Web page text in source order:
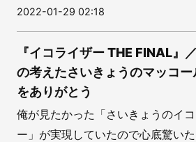
2022-01-29 02:18
『イコライザー THE FINAL』
の考えたさいきょうのマッコー
をありがとう
俺が見たかった「さいきょうのイ
ー」が実現していたので心底驚い